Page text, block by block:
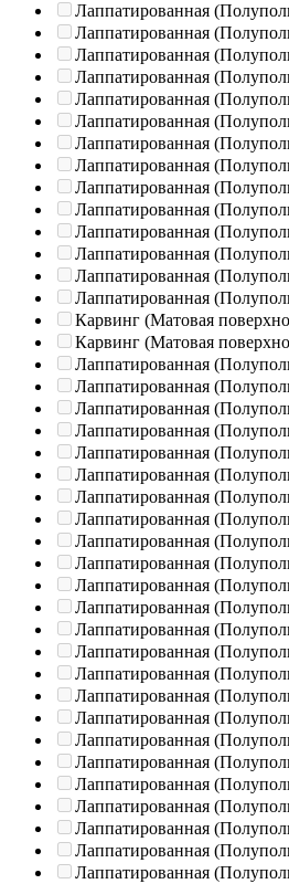
Лаппатированная
Лаппатированная
Лаппатированная
Лаппатированная
Лаппатированная
Лаппатированная
Лаппатированная
Лаппатированная
Лаппатированная
Лаппатированная
Лаппатированная
Лаппатированная
Лаппатированная
Лаппатированная
Карвинг (Матовая
Карвинг (Матовая
Лаппатированная
Лаппатированная
Лаппатированная
Лаппатированная
Лаппатированная
Лаппатированная
Лаппатированная
Лаппатированная
Лаппатированная
Лаппатированная
Лаппатированная
Лаппатированная
Лаппатированная
Лаппатированная
Лаппатированная
Лаппатированная
Лаппатированная
Лаппатированная
Лаппатированная
Лаппатированная
Лаппатированная
Лаппатированная
Лаппатированная
Лаппатированная